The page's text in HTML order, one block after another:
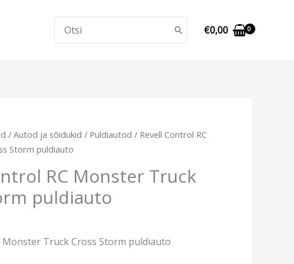
for:
€0,00
/ Autod ja sõidukid / Puldiautod / Revell Control RC
Storm puldiauto
RC Monster Truck
puldiauto
Monster Truck Cross Storm puldiauto